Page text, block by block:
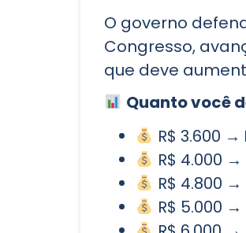
O governo
Congresso,
que deve
Quanto você
R$ 3.600 →
R$ 4.000 →
R$ 4.800 →
R$ 5.000 →